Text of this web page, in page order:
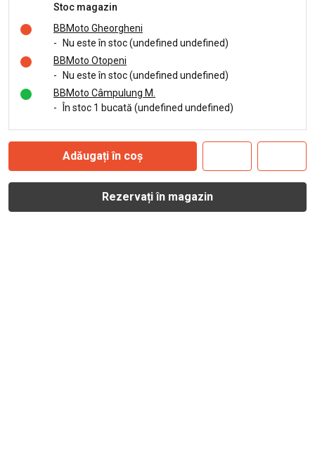
Stoc magazin
BBMoto Gheorgheni
-
Nu este în stoc (undefined undefined)
BBMoto Otopeni
-
Nu este în stoc (undefined undefined)
BBMoto Câmpulung M.
-
În stoc 1 bucată (undefined undefined)
Adăugați în coș
Rezervați în magazin